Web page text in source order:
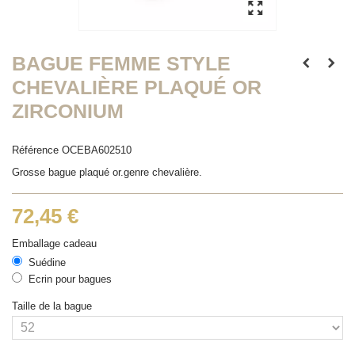
BAGUE FEMME STYLE
CHEVALIÈRE PLAQUÉ OR
ZIRCONIUM
Référence OCEBA602510
Grosse bague plaqué or.genre chevalière.
72,45 €
Emballage cadeau
Suédine
Ecrin pour bagues
Taille de la bague